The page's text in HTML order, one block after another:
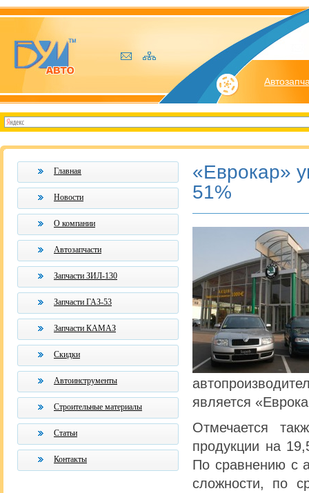
Главная
Новости
О компании
Автозапчасти
Запчасти ЗИЛ-130
Запчасти ГАЗ-53
Запчасти КАМАЗ
Скидки
Автоинструменты
Строительные материалы
Статьи
Контакты
«Еврокар»
51%
является
Отмечается
продукции на
По сравнению с
сложности, по